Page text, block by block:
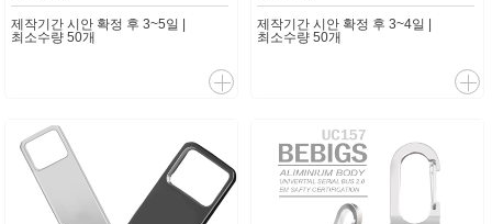
제작기간 시안 확정 후 3~5일 |
최소수량 50개
제작기간 시안 확정 후 3~4일 |
최소수량 50개